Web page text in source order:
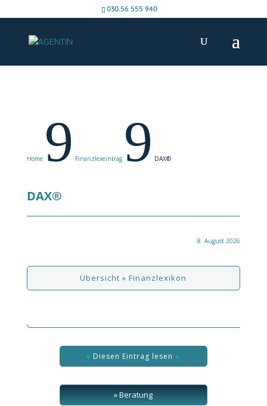
030.56 555 940
Home 9 Finanzlexeintrag 9 DAX®
DAX®
8. August 2026
Übersicht » Finanzlexikon
» Diesen Eintrag lesen «
» Beratung